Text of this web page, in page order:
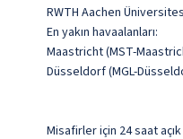
RWTH Aachen
En yakın havaalanları:
Maastricht (MST-
Düsseldorf (MGL-
Misafirler için 24 saat